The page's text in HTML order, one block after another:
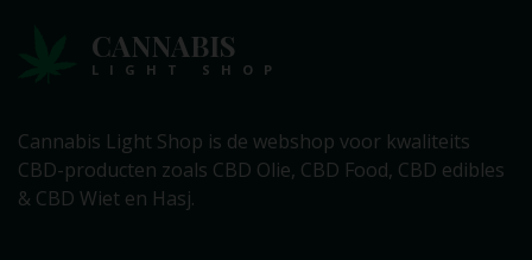
CANNABIS
LIGHT SHOP
Cannabis Light Shop is de webshop voor kwaliteits
CBD-producten zoals CBD Olie, CBD Food, CBD edibles
& CBD Wiet en Hasj.